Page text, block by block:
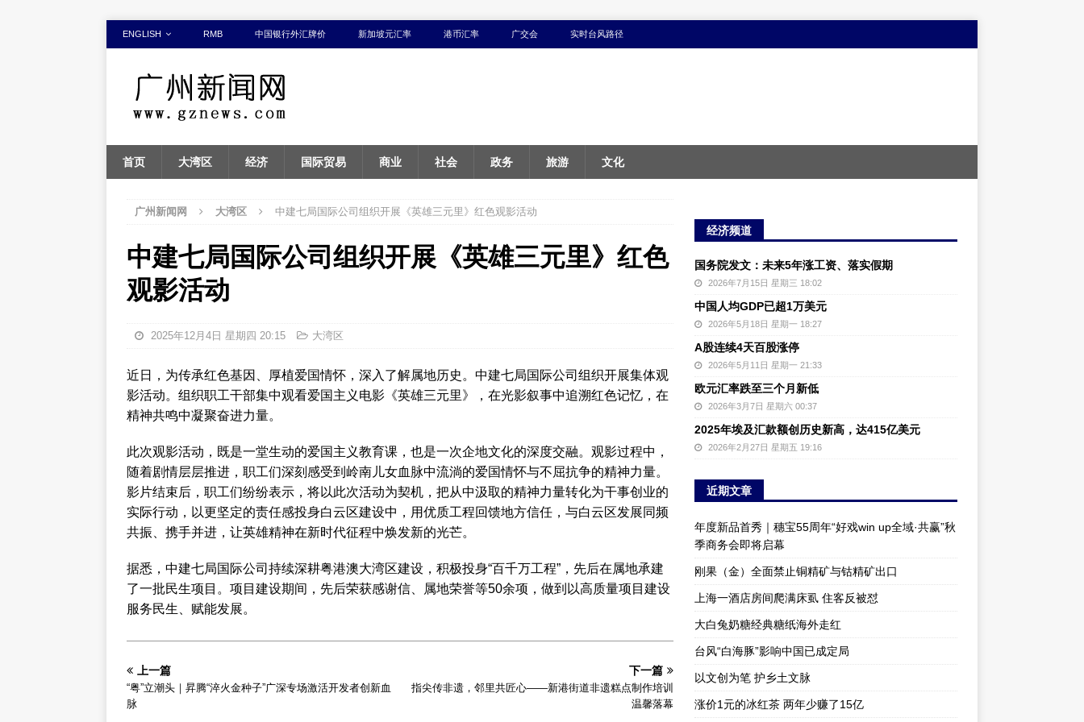
ENGLISH RMB 中国银行外汇牌价 新加坡元汇率 港币汇率 广交会 实时台风路径
首页 大湾区 经济 国际贸易 商业 社会 政务 旅游 文化
广州新闻网 大湾区 中建七局国际公司组织开展《英雄三元里》红色观影活动
中建七局国际公司组织开展《英雄三元里》红色
观影活动
2025年12月4日 星期四 20:15 大湾区
近日，为传承红色基因、厚植爱国情怀，深入了解属地历史。中建七局国际公司组织开展集体观
影活动。组织职工干部集中观看爱国主义电影《英雄三元里》，在光影叙事中追溯红色记忆，在
精神共鸣中凝聚奋进力量。
此次观影活动，既是一堂生动的爱国主义教育课，也是一次企地文化的深度交融。观影过程中，
随着剧情层层推进，职工们深刻感受到岭南儿女血脉中流淌的爱国情怀与不屈抗争的精神力量。
影片结束后，职工们纷纷表示，将以此次活动为契机，把从中汲取的精神力量转化为干事创业的
实际行动，以更坚定的责任感投身白云区建设中，用优质工程回馈地方信任，与白云区发展同频
共振、携手并进，让英雄精神在新时代征程中焕发新的光芒。
据悉，中建七局国际公司持续深耕粤港澳大湾区建设，积极投身“百千万工程”，先后在属地承建
了一批民生项目。项目建设期间，先后荣获感谢信、属地荣誉等50余项，做到以高质量项目建设
服务民生、赋能发展。
上一篇
“粤”立潮头｜昇腾“淬火金种子”广深专场激活开发者创新血
脉
下一篇
指尖传非遗，邻里共匠心——新港街道非遗糕点制作培训
温馨落幕
经济频道
国务院发文：未来5年涨工资、落实假期
2026年7月15日 星期三 18:02
中国人均GDP已超1万美元
2026年5月18日 星期一 18:27
A股连续4天百股涨停
2026年5月11日 星期一 21:33
欧元汇率跌至三个月新低
2026年3月7日 星期六 00:37
2025年埃及汇款额创历史新高，达415亿美元
2026年2月27日 星期五 19:16
近期文章
年度新品首秀｜穗宝55周年“好戏win up全域·共赢”秋
季商务会即将启幕
刚果（金）全面禁止铜精矿与钴精矿出口
上海一酒店房间爬满床虱 住客反被怼
大白兔奶糖经典糖纸海外走红
台风“白海豚”影响中国已成定局
以文创为笔 护乡土文脉
涨价1元的冰红茶 两年少赚了15亿